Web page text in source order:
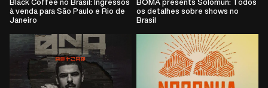
Black Coffee no Brasil: Ingressos
à venda para São Paulo e Rio de
Janeiro
BOMA presents Solomun: Todos
os detalhes sobre shows no
Brasil